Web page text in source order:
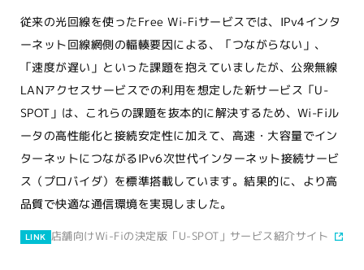
従来の光回線を使ったFree Wi-Fiサービスでは、IPv4インタ
ーネット回線網側の輻輳要因による、「つながらない」、
「速度が遅い」といった課題を抱えていましたが、公衆無線
LANアクセスサービスでの利用を想定した新サービス「U-
SPOT」は、これらの課題を抜本的に解決するため、Wi-Fiル
ータの高性能化と接続安定性に加えて、高速・大容量でイン
ターネットにつながるIPv6次世代インターネット接続サービ
ス（プロバイダ）を標準搭載しています。結果的に、より高
品質で快適な通信環境を実現しました。
LINK 店舗向けWi-Fiの決定版「U-SPOT」サービス紹介サイト